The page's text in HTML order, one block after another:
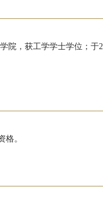
院，获工学学士学位；于
格。